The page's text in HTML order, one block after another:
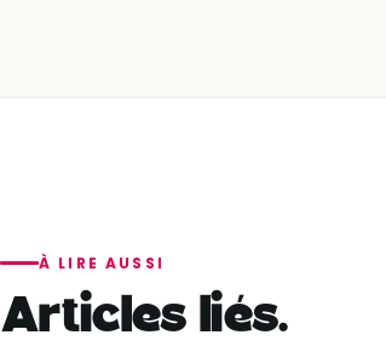
À LIRE AUSSI
Articles liés.